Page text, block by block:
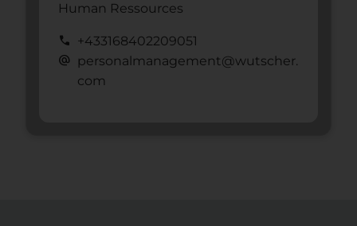
Human Ressources
call +433168402209051
alternate_email
personalmanagement@wutscher.
com